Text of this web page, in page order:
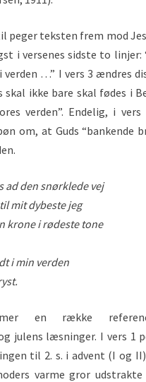
peger teksten frem mod
i versenes sidste to linjer:
verden …” I vers 3 ændres
skal ikke bare skal fødes i
verden”. Endelig, i
om, at Guds “bankende
ad den snørklede vej
mit dybeste jeg
krone i rødeste tone
i min verden
en række
julens læsninger. I vers 1
til 2. s. i advent (I og
varme gror